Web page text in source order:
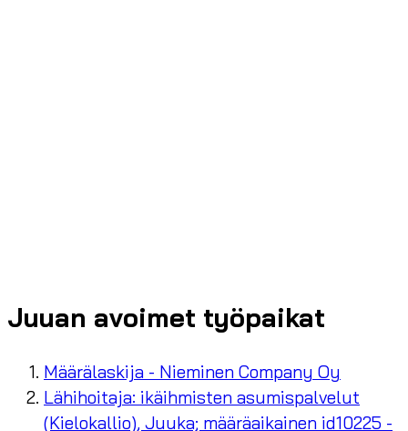
Juuan avoimet työpaikat
Määrälaskija - Nieminen Company Oy
Lähihoitaja: ikäihmisten asumispalvelut
(Kielokallio), Juuka; määräaikainen id10225 -